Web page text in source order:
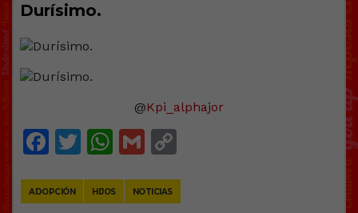
Durísimo.
@Kpi_alphajor
Facebook
Twitter
WhatsApp
Gmail
ADOPCIÓN HIJOS NOTICIAS